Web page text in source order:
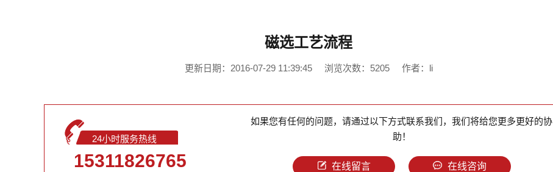
磁选工艺流程
更新日期：2016-07-29 11:39:45 浏览次数：5205 作者：li
24小时服务热线
15311826765
如果您有任何的问题，请通过以下方式联系我们，我们将给您更多更好的协
助！
在线留言 在线咨询